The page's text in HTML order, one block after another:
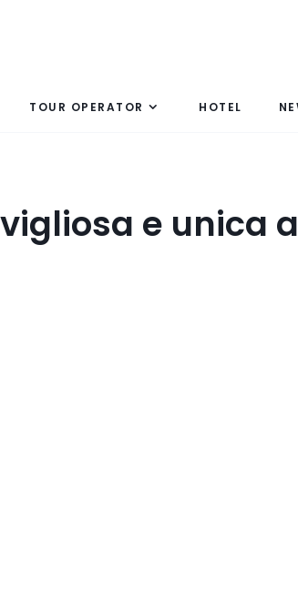
TOUR OPERATOR HOTEL
e unica